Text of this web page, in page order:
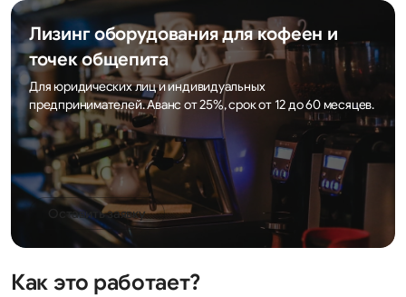
Лизинг оборудования для кофеен и
точек общепита
Для юридических лиц и индивидуальных
предпринимателей. Аванс от 25%, срок от 12 до 60 месяцев.
Оставить заявку
Как это работает?